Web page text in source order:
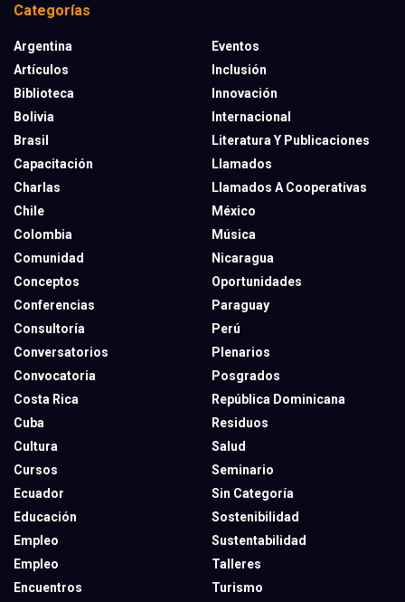
Categorías
Argentina
Artículos
Biblioteca
Bolivia
Brasil
Capacitación
Charlas
Chile
Colombia
Comunidad
Conceptos
Conferencias
Consultoría
Conversatorios
Convocatoria
Costa Rica
Cuba
Cultura
Cursos
Ecuador
Educación
Empleo
Empleo
Encuentros
Eventos
Inclusión
Innovación
Internacional
Literatura Y Publicaciones
Llamados
Llamados A Cooperativas
México
Música
Nicaragua
Oportunidades
Paraguay
Perú
Plenarios
Posgrados
República Dominicana
Residuos
Salud
Seminario
Sin Categoría
Sostenibilidad
Sustentabilidad
Talleres
Turismo